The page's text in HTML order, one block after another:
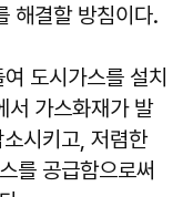
해결할 방침이다.
도시가스를 설치
서 가스화재가 발
시키고, 저렴한
를 공급함으로써